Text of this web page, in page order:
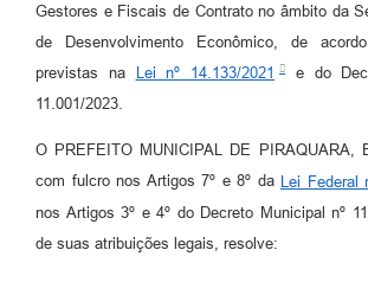
Gestores e Fiscais de Contrato no âmbito da
de Desenvolvimento Econômico, de
previstas na
Lei nº 14.133/2021
e do
11.001/2023.
O PREFEITO MUNICIPAL DE PIRAQUARA,
com fulcro nos Artigos 7º e 8º da Lei Federal
nos Artigos 3º e 4º do Decreto Municipal nº
de suas atribuições legais, resolve: